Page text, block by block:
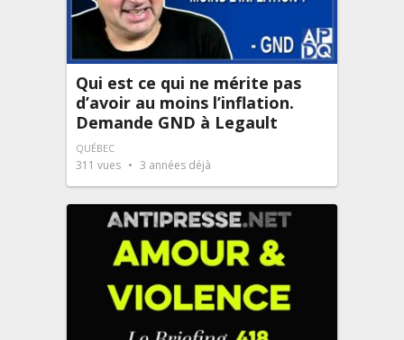
Qui est ce qui ne mérite pas
d’avoir au moins l’inflation.
Demande GND à Legault
QUÉBEC
311 vues 3 années déjà